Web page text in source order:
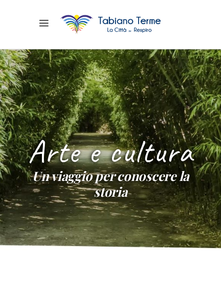
Arte e cultura
Un viaggio per conoscere la
storia